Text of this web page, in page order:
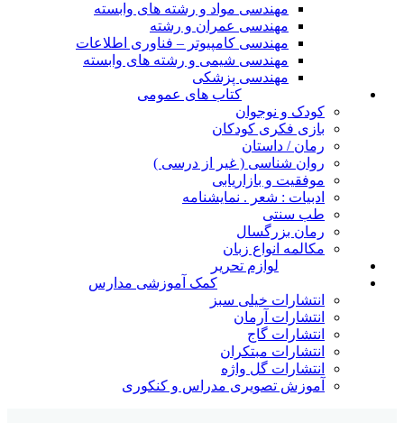
مهندسی مواد و رشته های وابسته
مهندسی عمران و رشته
مهندسی کامپیوتر – فناوری اطلاعات
مهندسی شیمی و رشته های وابسته
مهندسی پزشکی
کتاب های عمومی
کودک و نوجوان
بازی فکری کودکان
رمان / داستان
روان شناسی ( غیر از درسی )
موفقیت و بازاریابی
ادبیات : شعر . نمایشنامه
طب سنتی
رمان بزرگسال
مکالمه انواع زبان
لوازم تحریر
کمک آموزشی مدارس
انتشارات خیلی سبز
انتشارات آرمان
انتشارات گاج
انتشارات مبتکران
انتشارات گل واژه
آموزش تصویری مدراس و کنکوری